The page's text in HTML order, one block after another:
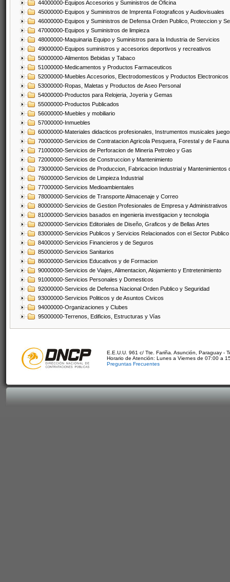
44000000-Equipos Accesorios y Suministros de Oficina
45000000-Equipos y Suministros de Imprenta Fotograficos y Audiovisuales
46000000-Equipos y Suministros de Defensa Orden Publico, Proteccion y
47000000-Equipos y Suministros de limpieza
48000000-Maquinaria Equipo y Suministros para la Industria de Servicios
49000000-Equipos suministros y accesorios deportivos y recreativos
50000000-Alimentos Bebidas y Tabaco
51000000-Medicamentos y Productos Farmaceuticos
52000000-Muebles Accesorios, Electrodomesticos y Productos Electronicos
53000000-Ropas, Maletas y Productos de Aseo Personal
54000000-Productos para Relojeria, Joyeria y Gemas
55000000-Productos Publicados
56000000-Muebles y mobiliario
57000000-Inmuebles
60000000-Materiales didacticos profesionales, Instrumentos musicales
70000000-Servicios de Contratacion Agricola Pesquera, Forestal y de Fauna
71000000-Servicios de Perforacion de Mineria Petroleo y Gas
72000000-Servicios de Construccion y Mantenimiento
73000000-Servicios de Produccion, Fabricacion Industrial y Mantenimientos
76000000-Servicios de Limpieza Industrial
77000000-Servicios Medioambientales
78000000-Servicios de Transporte Almacenaje y Correo
80000000-Servicios de Gestion Profesionales de Empresa y Administrativos
81000000-Servicios basados en ingenieria investigacion y tecnologia
82000000-Servicios Editoriales de Diseño, Graficos y de Bellas Artes
83000000-Servicios Publicos y Servicios Relacionados con el Sector Publico
84000000-Servicios Financieros y de Seguros
85000000-Servicios Sanitarios
86000000-Servicios Educativos y de Formacion
90000000-Servicios de Viajes, Alimentacion, Alojamiento y Entretenimiento
91000000-Servicios Personales y Domesticos
92000000-Servicios de Defensa Nacional Orden Publico y Seguridad
93000000-Servicios Politicos y de Asuntos Civicos
94000000-Organizaciones y Clubes
95000000-Terrenos, Edificios, Estructuras y Vías
E.E.U.U. 961 c/ Tte. Fariña. Asunción, Paraguay -
Horario de Atención: Lunes a Viernes de 07:00 a
Preguntas Frecuentes